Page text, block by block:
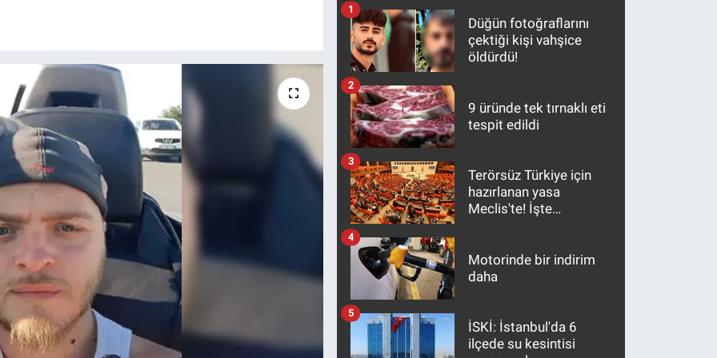
Düğün fotoğraflarını
çektiği kişi vahşice
öldürdü!
1
9 üründe tek tırnaklı eti
tespit edildi
2
Terörsüz Türkiye için
hazırlanan yasa
Meclis'te! İşte
3
Motorinde bir indirim
daha
4
İSKİ: İstanbul'da 6
ilçede su kesintisi
5